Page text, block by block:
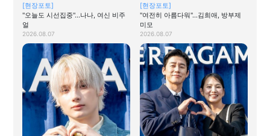
[현장포토]
"오늘도 시선집중"…나나, 여신 비주
얼
2026.08.07
[현장포토]
"여전히 아름다워"…김희애, 방부제
미모
2026.08.07